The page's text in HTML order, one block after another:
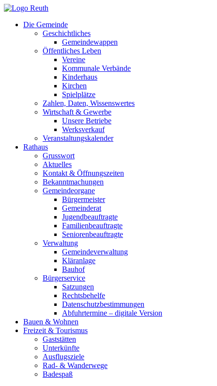
Zum
springenDie Gemeinde
Geschichtliches
Gemeindewappen
Öffentliches Leben
Vereine
Kommunale Verbände
Kinderhaus
Kirchen
Spielplätze
Zahlen, Daten, Wissenswertes
Wirtschaft & Gewerbe
Unsere Betriebe
Werksverkauf
Veranstaltungskalender
Rathaus
Grusswort
Aktuelles
Kontakt & Öffnungszeiten
Bekanntmachungen
Gemeindeorgane
Bürgermeister
Gemeinderat
Jugendbeauftragte
Familienbeauftragte
Seniorenbeauftragte
Verwaltung
Gemeindeverwaltung
Kläranlage
Bauhof
Bürgerservice
Satzungen
Rechtsbehelfe
Datenschutzbestimmungen
Abfuhrtermine – digitale Version
Bauen & Wohnen
Freizeit & Tourismus
Gaststätten
Unterkünfte
Ausflugsziele
Rad- & Wanderwege
Badespaß